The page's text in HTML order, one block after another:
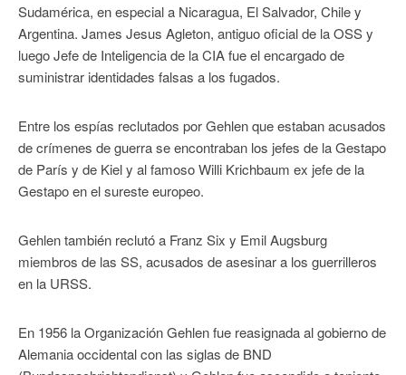
Sudamérica, en especial a Nicaragua, El Salvador, Chile y
Argentina. James Jesus Agleton, antiguo oficial de la OSS y
luego Jefe de Inteligencia de la CIA fue el encargado de
suministrar identidades falsas a los fugados.
Entre los espías reclutados por Gehlen que estaban acusados
de crímenes de guerra se encontraban los jefes de la Gestapo
de París y de Kiel y al famoso Willi Krichbaum ex jefe de la
Gestapo en el sureste europeo.
Gehlen también reclutó a Franz Six y Emil Augsburg
miembros de las SS, acusados de asesinar a los guerrilleros
en la URSS.
En 1956 la Organización Gehlen fue reasignada al gobierno de
Alemania occidental con las siglas de BND